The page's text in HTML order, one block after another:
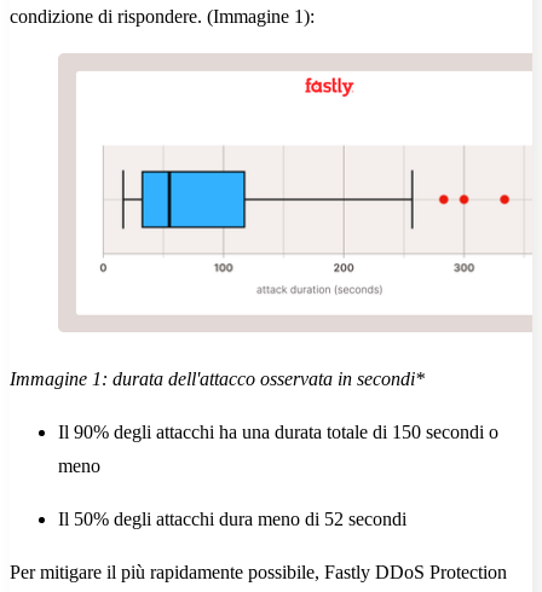
condizione di rispondere. (Immagine 1):
Immagine 1: durata dell'attacco osservata in secondi*
Il 90% degli attacchi ha una durata totale di 150 secondi o
meno
Il 50% degli attacchi dura meno di 52 secondi
Per mitigare il più rapidamente possibile, Fastly DDoS Protection